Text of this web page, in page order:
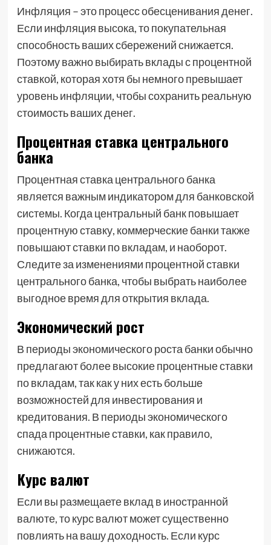
Инфляция – это процесс обесценивания денег.
Если инфляция высока, то покупательная
способность ваших сбережений снижается.
Поэтому важно выбирать вклады с процентной
ставкой, которая хотя бы немного превышает
уровень инфляции, чтобы сохранить реальную
стоимость ваших денег.
Процентная ставка центрального
банка
Процентная ставка центрального банка
является важным индикатором для банковской
системы. Когда центральный банк повышает
процентную ставку, коммерческие банки также
повышают ставки по вкладам, и наоборот.
Следите за изменениями процентной ставки
центрального банка, чтобы выбрать наиболее
выгодное время для открытия вклада.
Экономический рост
В периоды экономического роста банки обычно
предлагают более высокие процентные ставки
по вкладам, так как у них есть больше
возможностей для инвестирования и
кредитования. В периоды экономического
спада процентные ставки, как правило,
снижаются.
Курс валют
Если вы размещаете вклад в иностранной
валюте, то курс валют может существенно
повлиять на вашу доходность. Если курс